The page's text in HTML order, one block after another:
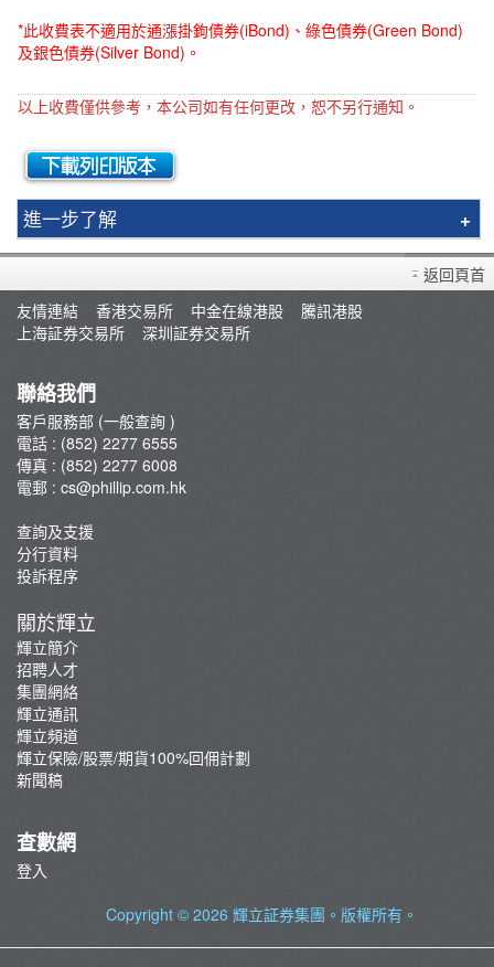
*此收費表不適用於通漲掛鉤債券(iBond)、綠色債券(Green Bond)
及銀色債券(Silver Bond)。
以上收費僅供參考，本公司如有任何更改，恕不另行通知。
進一步了解
基本交易費用
股票期權交易費用
借貨沽空交易費用
投資移民費用
Phillip Apps 費用
月供投資計劃費用
外國股票現金股息/交收指示及公司行動費用
恒生指數期貨(大期)及期權交易費用
外匯交易費用
返回頁首
友情連結
香港交易所 中金在線港股
騰訊港股
上海証券交易所
深圳証券交易所
聯絡我們
客戶服務部 (一般查詢 )
電話 : (852) 2277 6555
傳真 : (852) 2277 6008
電郵 : cs@phillip.com.hk
查詢及支援
分行資料
投訴程序
關於輝立
輝立簡介
招聘人才
集團網絡
輝立通訊
輝立頻道
輝立保險/股票/期貨100%回佣計劃
新聞稿
查數網
登入
Copyright © 2026 輝立証券集團 。版權所有。